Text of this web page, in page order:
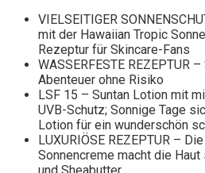
VIELSEITIGER
mit der Hawaiian Tropic
Rezeptur für Skincare-Fans
WASSERFESTE REZEPTUR
Abenteuer ohne Risiko
LSF 15 – Suntan Lotion mit
UVB-Schutz; Sonnige Tage
Lotion für ein wunderschön
LUXURIÖSE REZEPTUR –
Sonnencreme macht die